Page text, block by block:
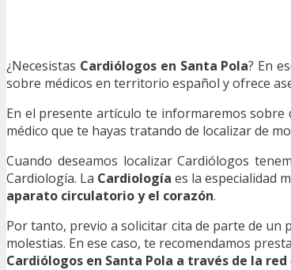
¿Necesistas Cardiólogos en Santa Pola? En
sobre médicos en territorio español y ofrece
En el presente artículo te informaremos sobre
médico que te hayas tratando de localizar de
Cuando deseamos localizar Cardiólogos
Cardiología. La Cardiología es la especialidad
aparato circulatorio y el corazón.
Por tanto, previo a solicitar cita de parte de
molestias. En ese caso, te recomendamos
Cardiólogos en Santa Pola a través de la red